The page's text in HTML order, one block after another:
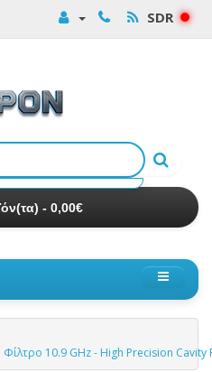
SDR
- 0,00€
Φίλτρο 10.9 GHz - High Precision Cavity